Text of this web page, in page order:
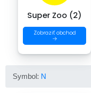
Super Zoo (2)
Zobraziť obchod
→
Symbol: N